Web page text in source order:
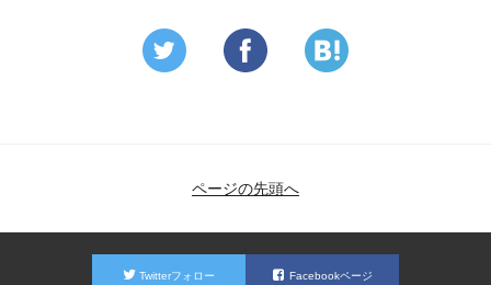
ページの先頭へ
Twitterフォロー Facebookページ